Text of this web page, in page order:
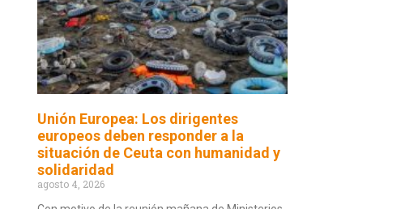
Unión Europea: Los dirigentes
europeos deben responder a la
situación de Ceuta con humanidad y
solidaridad
agosto 4, 2026